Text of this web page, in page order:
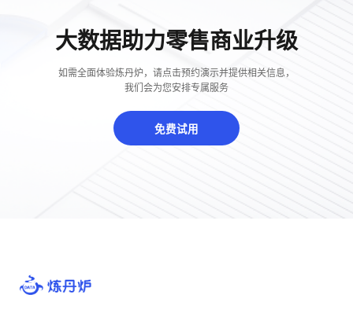
大数据助力零售商业升级
如需全面体验炼丹炉，请点击预约演示并提供相关信息，
我们会为您安排专属服务
免费试用